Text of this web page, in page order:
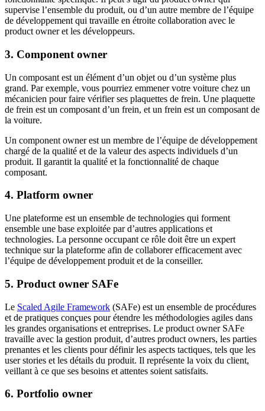
supervise l’ensemble du produit, ou d’un autre membre de l’équipe
de développement qui travaille en étroite collaboration avec le
product owner et les développeurs.
3. Component owner
Un composant est un élément d’un objet ou d’un système plus
grand. Par exemple, vous pourriez emmener votre voiture chez un
mécanicien pour faire vérifier ses plaquettes de frein. Une plaquette
de frein est un composant d’un frein, et un frein est un composant de
la voiture.
Un component owner est un membre de l’équipe de développement
chargé de la qualité et de la valeur des aspects individuels d’un
produit. Il garantit la qualité et la fonctionnalité de chaque
composant.
4. Platform owner
Une plateforme est un ensemble de technologies qui forment
ensemble une base exploitée par d’autres applications et
technologies. La personne occupant ce rôle doit être un expert
technique sur la plateforme afin de collaborer efficacement avec
l’équipe de développement produit et de la conseiller.
5. Product owner SAFe
Le Scaled Agile Framework (SAFe) est un ensemble de procédures
et de pratiques conçues pour étendre les méthodologies agiles dans
les grandes organisations et entreprises. Le product owner SAFe
travaille avec la gestion produit, d’autres product owners, les parties
prenantes et les clients pour définir les aspects tactiques, tels que les
user stories et les détails du produit. Il représente la voix du client,
veillant à ce que ses besoins et attentes soient satisfaits.
6. Portfolio owner